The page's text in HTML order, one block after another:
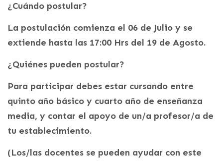
¿Cuándo postular?
La postulación comienza el 06 de Julio y se
extiende hasta las 17:00 Hrs del 19 de Agosto.
¿Quiénes pueden postular?
Para participar debes estar cursando entre
quinto año básico y cuarto año de enseñanza
media, y contar el apoyo de un/a profesor/a de
tu establecimiento.
(Los/las docentes se pueden ayudar con este